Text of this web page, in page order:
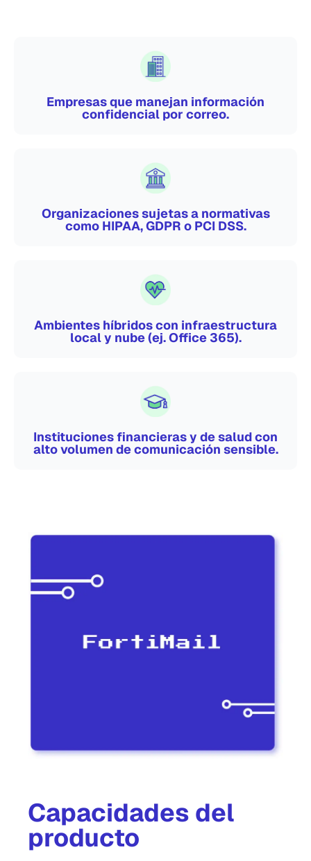
Empresas que manejan información
confidencial por correo.
Organizaciones sujetas a normativas
como HIPAA, GDPR o PCI DSS.
Ambientes híbridos con infraestructura
local y nube (ej. Office 365).
Instituciones financieras y de salud con
alto volumen de comunicación sensible.
Capacidades del
producto